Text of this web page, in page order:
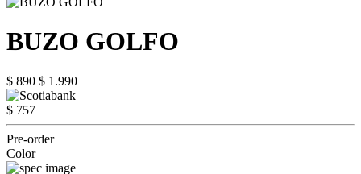
BUZO GOLFO
$ 890 $ 1.990
$ 757
Pre-order
Color